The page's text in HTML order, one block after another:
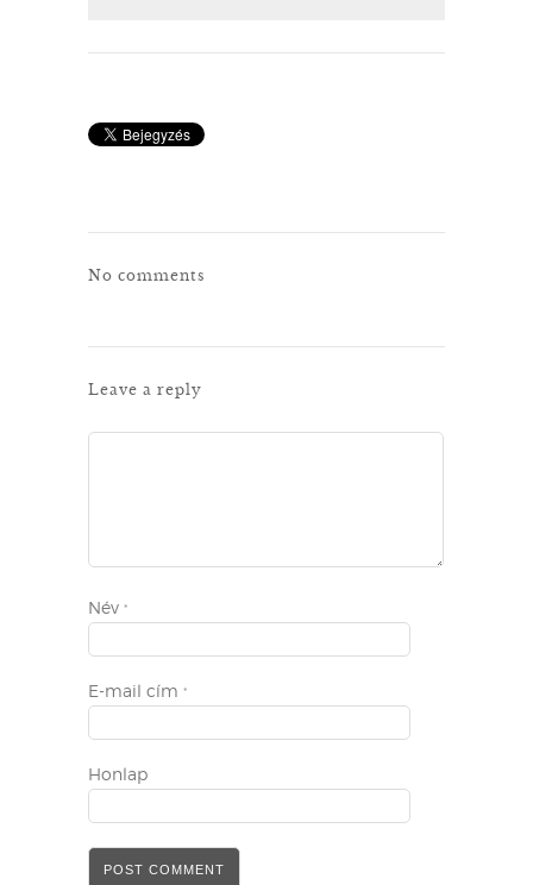
No comments
Leave a reply
Név *
E-mail cím *
Honlap